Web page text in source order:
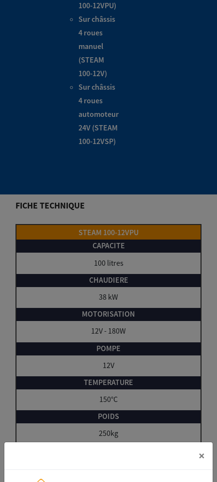
100-12VPU)
Sur châssis
4 roues
manuel
(STEAM
100-12V)
Sur châssis
4 roues
automoteur
24V (STEAM
100-12VSP)
FICHE TECHNIQUE
STEAM 100-12VPU
100 litres
38 kW
12V - 180W
12V
150°C
250kg
×